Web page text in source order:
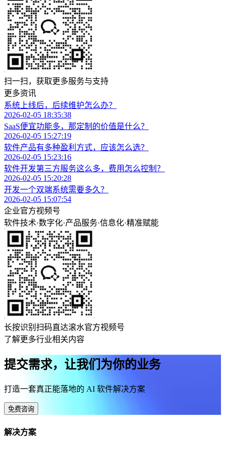
扫一扫，获取更多服务与支持
更多资讯
系统上线后，后续维护怎么办？
2026-02-05 18:35:38
SaaS便宜功能多，那定制的价值是什么？
2026-02-05 15:27:19
软件产品有多种盈利方式，应该怎么选？
2026-02-05 15:23:16
软件开发第三方服务这么多，费用怎么控制？
2026-02-05 15:20:28
开发一个双端系统需要多久？
2026-02-05 15:07:54
企业官方视频号
软件技术·数字化·产品服务·信息化·精准赋能
长按识别扫码直达滚水官方视频号
了解更多行业相关内容
提交需求，让我们为你的业务
打造一套真正能落地的 AI 软件解决方案
免费咨询
解决方案